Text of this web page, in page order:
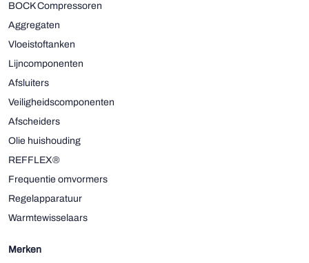
BOCK Compressoren
Aggregaten
Vloeistoftanken
Lijncomponenten
Afsluiters
Veiligheidscomponenten
Afscheiders
Olie huishouding
REFFLEX®
Frequentie omvormers
Regelapparatuur
Warmtewisselaars
Merken